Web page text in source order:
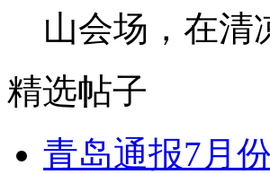
山会场，在清
精选帖子
青岛通报7月